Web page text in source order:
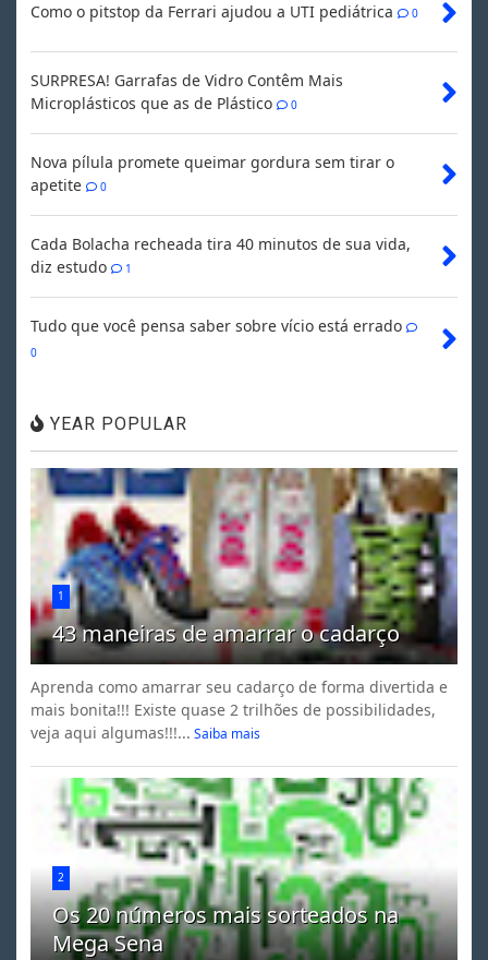
Como o pitstop da Ferrari ajudou a UTI pediátrica 0
SURPRESA! Garrafas de Vidro Contêm Mais
Microplásticos que as de Plástico
0
Nova pílula promete queimar gordura sem tirar o
apetite
0
Cada Bolacha recheada tira 40 minutos de sua vida,
diz estudo
1
Tudo que você pensa saber sobre vício está errado
0
YEAR POPULAR
1
43 maneiras de amarrar o cadarço
Aprenda como amarrar seu cadarço de forma divertida e
mais bonita!!! Existe quase 2 trilhões de possibilidades,
veja aqui algumas!!!... Saiba mais
2
Os 20 números mais sorteados na
Mega Sena